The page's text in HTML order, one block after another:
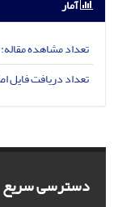
آمار
تعداد مشاهده مقاله:
تعداد دریافت فایل
دسترسی سریع